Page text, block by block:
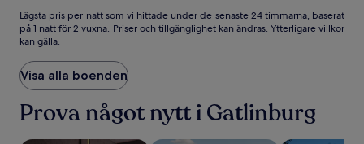
Gatlinburg
Gatlinburg
Lägsta
pris
per
natt
som
vi
hittade
under
Lägsta pris per natt som vi hittade under de senaste 24 timmarna, baserat
på 1 natt för 2 vuxna. Priser och tillgänglighet kan ändras. Ytterligare villkor
kan gälla.
Visa alla boenden
Prova något nytt i Gatlinburg